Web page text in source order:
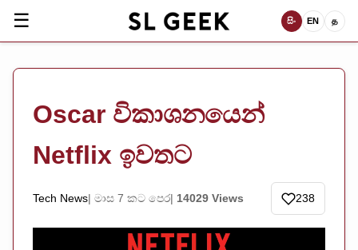
☰ සිං EN த
Oscar විකාශනයෙන්
Netflix ඉවතට
Tech News මාස 7 කට පෙර 14029 Views 238